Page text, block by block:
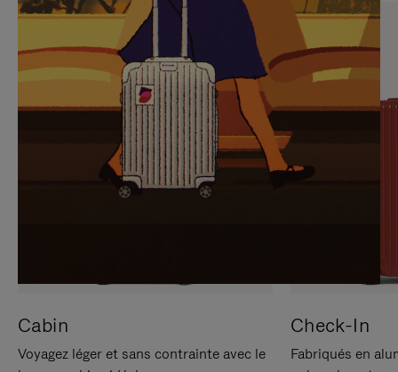
SUR
POUR
METTRE
PAUSE
VEUILLEZ
CLIQUER
POUR
RÉACTIVER
LE
SON
Cabin
Voyagez léger et sans contrainte avec le
Check-In
Fabriqués en